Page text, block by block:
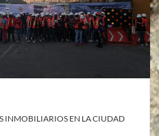
INMOBILIARIOS EN LA CIUDAD